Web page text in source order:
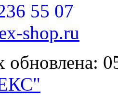
55 07
shop.ru
обновлена: